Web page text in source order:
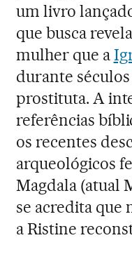
um livro
que busca
mulher que a
durante
prostituta. A
referências
os recentes
arqueológicos
Magdala (atual
se acredita que
a Ristine